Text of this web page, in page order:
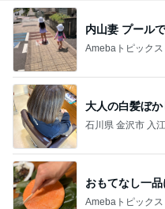
内山妻 プール
Amebaトピックス
大人の白髪ぼ
石川県 金沢市 入江
おもてなし一
Amebaトピックス